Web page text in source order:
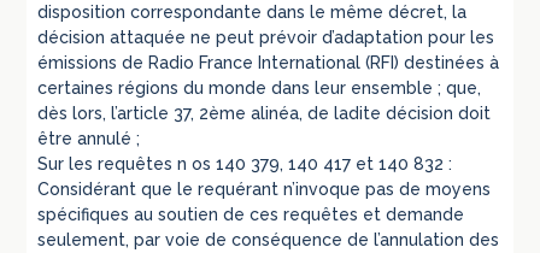
disposition correspondante dans le même décret, la
décision attaquée ne peut prévoir d’adaptation pour les
émissions de Radio France International (RFI) destinées à
certaines régions du monde dans leur ensemble ; que,
dès lors, l’article 37, 2ème alinéa, de ladite décision doit
être annulé ;
Sur les requêtes n os 140 379, 140 417 et 140 832 :
Considérant que le requérant n’invoque pas de moyens
spécifiques au soutien de ces requêtes et demande
seulement, par voie de conséquence de l’annulation des